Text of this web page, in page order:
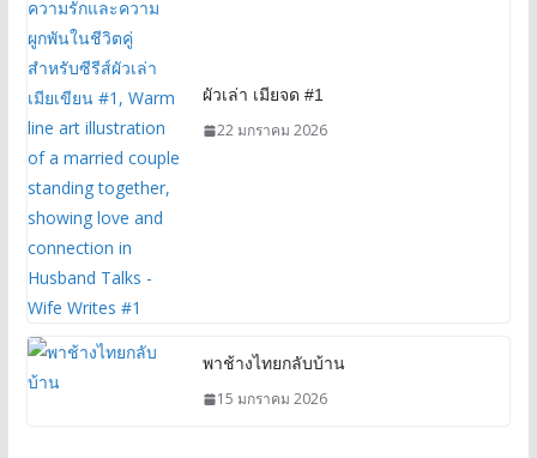
ผัวเล่า เมียจด #1
22 มกราคม 2026
พาช้างไทยกลับบ้าน
15 มกราคม 2026